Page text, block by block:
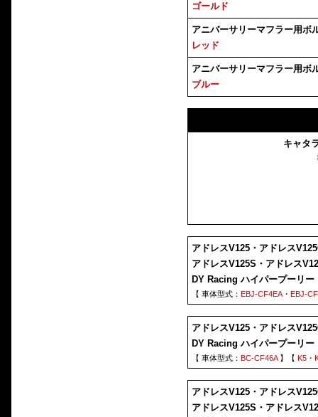
ゴールド
アニバーサリーマフラー用ボ
レッド
アニバーサリーマフラー用ボ
ブルー
キャタ
アドレスV125・アドレス
アドレスV125S・アドレス
DY Racing ハイパープーリー
【 車体型式： EBJ-CF4EA・ EBJ-
アドレスV125・アドレス
DY Racing ハイパープーリー
【 車体型式： BC-CF46A】【 K5・
アドレスV125・アドレス
アドレスV125S・アドレス